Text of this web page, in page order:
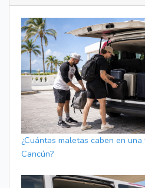
¿Cuántas maletas caben en
Cancún?